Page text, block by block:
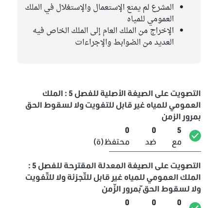
المشرع لم يمنع الإستعمال والإستغلال في الملك
العمومي للمياه
الإخراج من الملك العام إلى الملك الخاص فيه
العديد من الضوابط والإجراءات
التصويت على الصيغة الأصلية للفصل 5 : الملك
العمومي للمياه غير قابل للتفويت ولا لسقوط الحق
بمرور الزمن
5
مع
0
ضد
0
محتفظ(ة)
التصويت على الصيغة المعدلة المقترحة للفصل 5 :
الملك العمومي للمياه غير قابل للتّجزئة ولا للتّفويت
ولا لسقوط الحق ّبمرور الزّمن
0
0
0